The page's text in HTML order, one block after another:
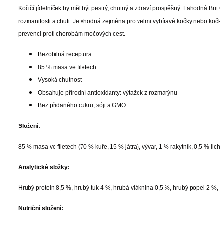
Kočičí jídelníček by měl být pestrý, chutný a zdraví prospěšný. Lahodná
rozmanitosti a chuti. Je vhodná zejména pro velmi vybíravé kočky nebo
prevenci proti chorobám močových cest.
Bezobilná receptura
85 % masa ve filetech
Vysoká chutnost
Obsahuje přírodní antioxidanty: výtažek z rozmarýnu
Bez přidaného cukru, sóji a GMO
Složení:
85 % masa ve filetech (70 % kuře, 15 % játra), vývar, 1 % rakytník, 0,5 %
Analytické složky:
Hrubý protein 8,5 %, hrubý tuk 4 %, hrubá vláknina 0,5 %, hrubý popel 2
Nutriční složení: